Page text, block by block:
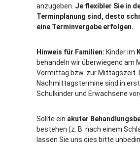
anzugeben. Je flexibler Sie in
Terminplanung sind, desto
eine Terminvergabe erfolgen.
Hinweis für Familien: Kinder im
behandeln wir überwiegend am
Vormittag bzw. zur Mittagszeit.
Nachmittagstermine sind in
Schulkinder und Erwachsene
Sollte ein akuter
bestehen (z. B. nach einem
lassen Sie uns dies bitte